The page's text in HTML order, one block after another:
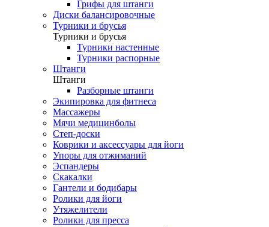
Грифы для штанги
Диски балансировочные
Турники и брусья
Турники и брусья
Турники настенные
Турники распорные
Штанги
Штанги
Разборные штанги
Экипировка для фитнеса
Массажеры
Мячи медицинболы
Степ-доски
Коврики и аксессуары для йоги
Упоры для отжиманий
Эспандеры
Скакалки
Гантели и бодибары
Ролики для йоги
Утяжелители
Ролики для пресса